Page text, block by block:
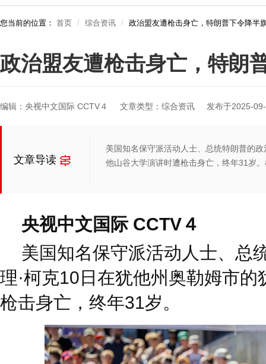
您当前的位置： 首页 综合资讯 政治盟友遭枪击身亡，特朗普下令降半
政治盟友遭枪击身亡，特朗
编辑：央视中文国际 CCTV４ 文章类型：综合资讯 发布于2025-
文章导读
美国知名保守派活动人士、总统特朗普的
他山谷大学演讲时遭枪击身亡，终年31岁
央视中文国际 CCTV４
美国知名保守派活动人士、总
理·柯克10日在犹他州奥勒姆市
枪击身亡，终年31岁。